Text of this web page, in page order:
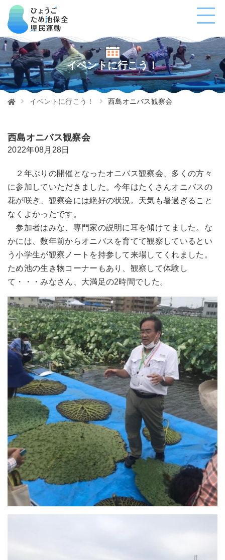
イベントに行こう！
イベントに行こう！ 西島オニバス観察会
西島オニバス観察会
2022年08月28日
２年ぶりの開催となったオニバス観察会、多くの方々
に参加していただきました。今年はたくさんオニバスの
花が咲き、観察会には絶好の状況。天気も暑過ぎること
なくよかったです。
参加者はみな、専門家の説明に耳を傾けてました。な
かには、数年前からオニバスを育てて観察しているとい
う小学生が観察ノートを持参して来場してくれました。
ため池の生き物コーナーもあり、観察して体験し
て・・・みなさん、大満足の2時間でした。